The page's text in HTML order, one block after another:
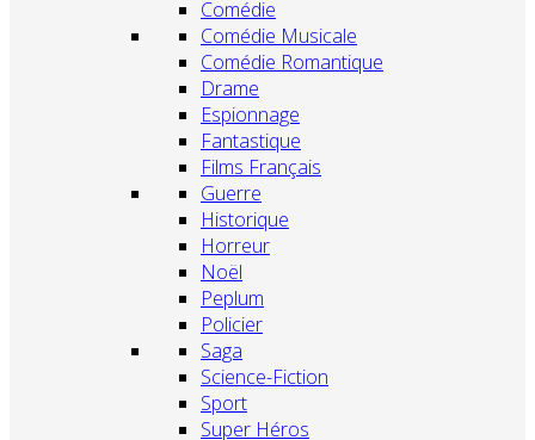
Comédie
Comédie Musicale
Comédie Romantique
Drame
Espionnage
Fantastique
Films Français
Guerre
Historique
Horreur
Noël
Peplum
Policier
Saga
Science-Fiction
Sport
Super Héros